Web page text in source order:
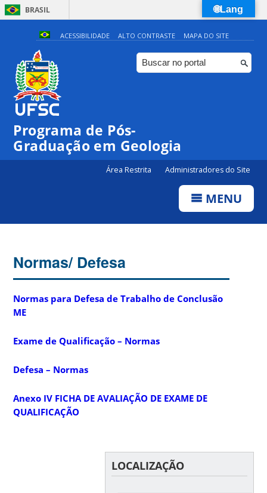
BRASIL
Simplifique!
Comunica BR
Participe
ACESSIBILIDADE ALTO CONTRASTE MAPA DO SITE
Programa de Pós-
Graduação em Geologia
Área Restrita Administradores do Site
MENU
Normas/ Defesa
Normas para Defesa de Trabalho de Conclusão
ME
Exame de Qualificação – Normas
Defesa – Normas
Anexo IV FICHA DE AVALIAÇÃO DE EXAME DE
QUALIFICAÇÃO
LOCALIZAÇÃO
🌐Lang